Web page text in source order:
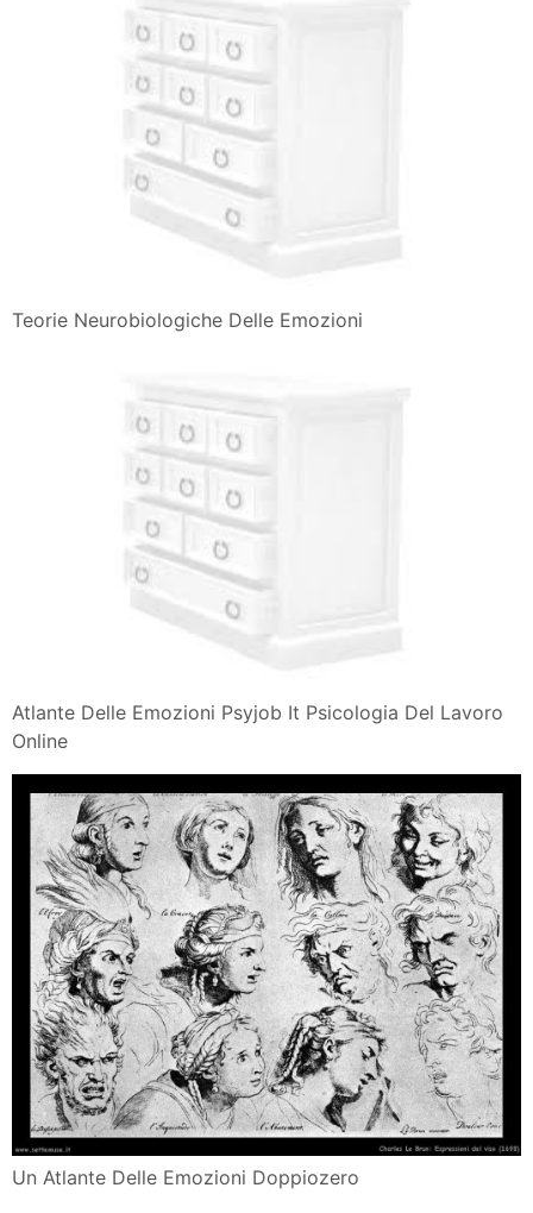
Teorie Neurobiologiche Delle Emozioni
Atlante Delle Emozioni Psyjob It Psicologia Del Lavoro
Online
Un Atlante Delle Emozioni Doppiozero